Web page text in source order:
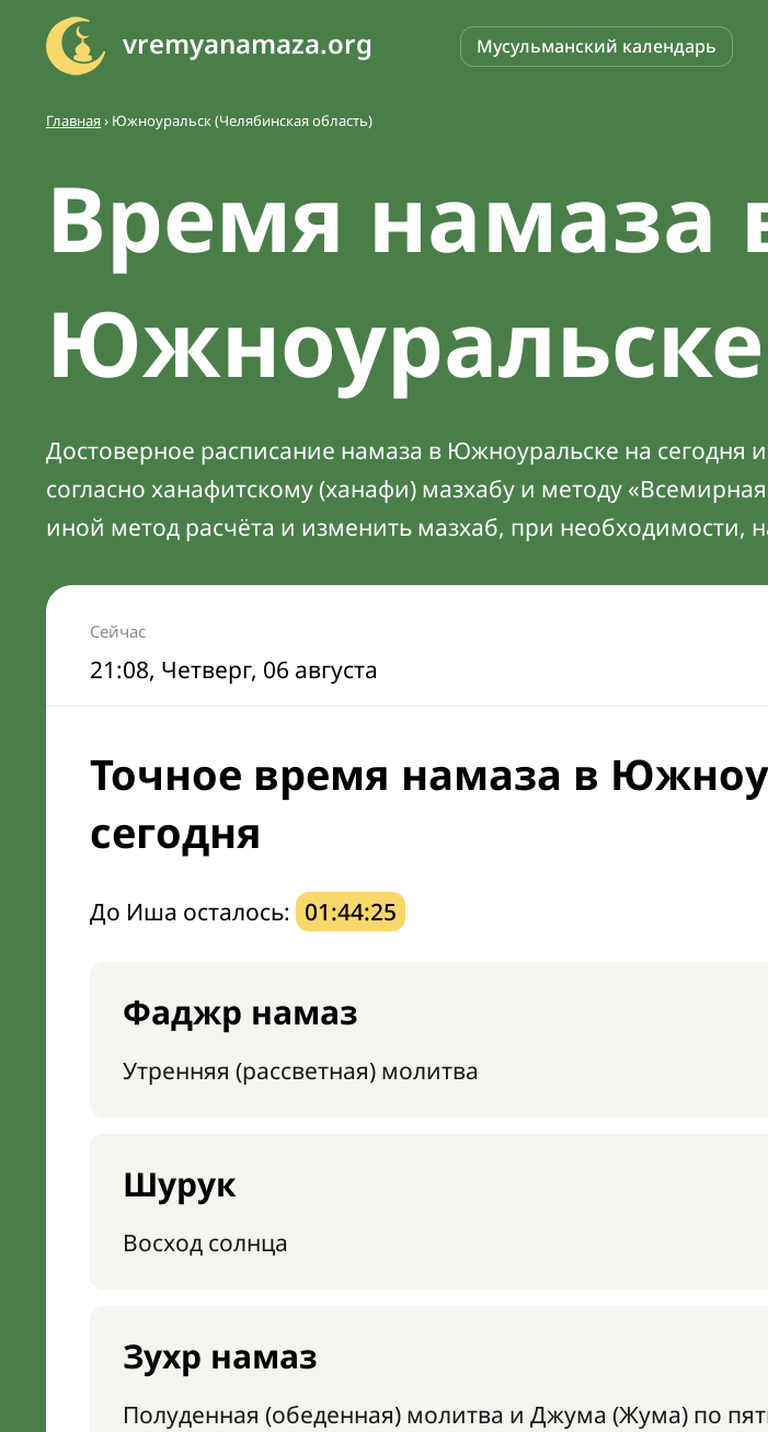
vremyanamaza.org Мусульманский календарь
Главная› Южноуральск (Челябинская область)
Время намаза
Южноуральске
Достоверное расписание намаза в Южноуральске на сегодня
согласно ханафитскому (ханафи) мазхабу и методу
иной метод расчёта и изменить мазхаб, при
Сейчас
21:08, Четверг, 06 августа
Точное время намаза в
сегодня
До Иша осталось: 01:44:24
Фаджр намаз
Утренняя (рассветная) молитва
Шурук
Восход солнца
Зухр намаз
Полуденная (обеденная) молитва и Джума (Жума) по